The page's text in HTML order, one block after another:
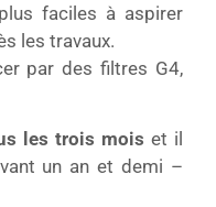
faciles à aspirer
les travaux.
par des filtres G4,
les trois mois et il
un an et demi –